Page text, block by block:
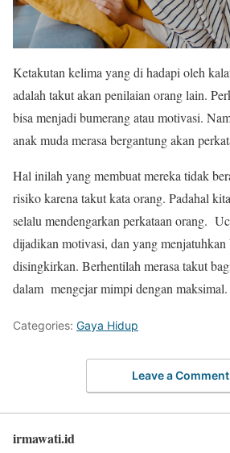
Ketakutan kelima yang di hadapi oleh
adalah takut akan penilaian orang lain.
bisa menjadi bumerang atau motivasi.
anak muda merasa bergantung akan
Hal inilah yang membuat mereka tidak
risiko karena takut kata orang. Padahal
selalu mendengarkan perkataan orang.
dijadikan motivasi, dan yang
disingkirkan. Berhentilah merasa takut
dalam mengejar mimpi dengan maksimal.
Categories: Gaya Hidup
Leave a Comment
irmawati.id